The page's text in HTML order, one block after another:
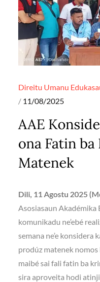
Direitu Umanu
Posted
11/08/2025
AAE
ona Fatin ba
Matenek
Dili, 11 Agostu 2025
Asosiasaun
komunikadu ne’ebé
semana ne’e konsidera
prodúz matenek
maibé sai fali fatin ba
sira aproveita hodi